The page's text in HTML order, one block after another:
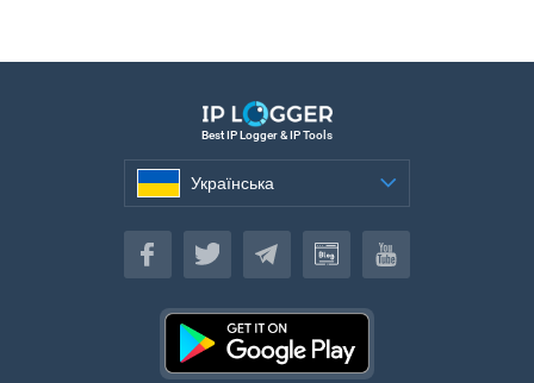
Best IP Logger & IP Tools
Українська
Українська